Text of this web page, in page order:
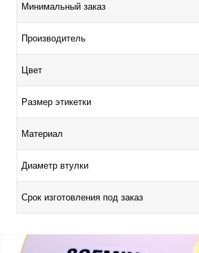
Минимальный заказ
Производитель
Цвет
Размер этикетки
Материал
Диаметр втулки
Срок изготовления под заказ